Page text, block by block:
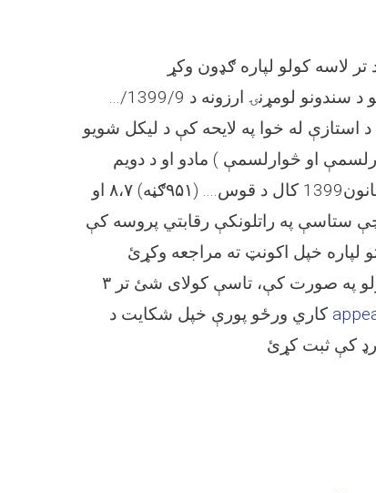
له همدې امله تاسو ته خبر درکول کېږي چې د نوماندانو د سندونو لومړنۍ ارزونه د 1399/9/...
استازې له خوا په لایحه کې د لیکل شویو
او څوارلسمې ) مادو او د دویم
څپرکي د محتویاتو، په ځانګړې توګه د ملکي خدمتونو قانون1399 کال د قوس.... (۹۵۱ګڼه) ۸،۷ او
چې ستاسې په راتلونکې رقابتي پروسه کې
د شارټ لیست کمېټې پر لومړنۍ ارزونه د نه قناعت لرلو په صورت کې، تاسې کولای شئ تر ۳